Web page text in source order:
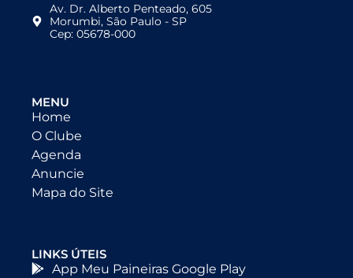
Av. Dr. Alberto Penteado, 605
Morumbi, São Paulo - SP
Cep: 05678-000
MENU
Home
O Clube
Agenda
Anuncie
Mapa do Site
LINKS ÚTEIS
App Meu Paineiras Google Play